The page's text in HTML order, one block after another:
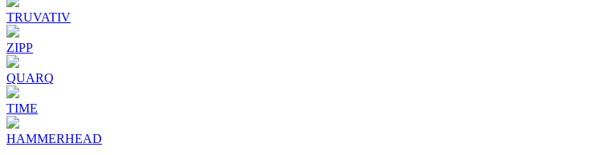
TRUVATIV
ZIPP
QUARQ
TIME
HAMMERHEAD